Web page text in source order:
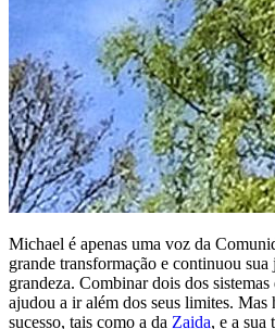
Michael é apenas uma voz da
grande transformação e continuou sua
grandeza. Combinar dois dos
ajudou a ir além dos seus limites. Mas
sucesso, tais como a da Zaida, e a sua